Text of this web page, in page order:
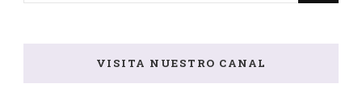
VISITA NUESTRO CANAL